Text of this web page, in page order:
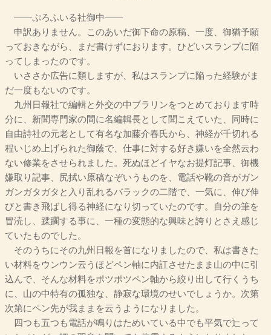
――ぷろふいる社御中――
申訳ありません。このあいだ御下命の原稿、一度、御猶予願
っておきながら、まだ書けずにおります。ひどいスランプに陥
ってしまったのです。
いささか広告に類しますが、私はスランプに陥った経験がま
だ一度もないのです。
九州日報社で編輯と外交の中ブラリンをつとめております時
分に、新聞専門家の間に名編輯長として聞こえていた、同時に
自由詩社の元老として有名な加藤介春氏から、神経が千切れる
程いじめ上げられた御蔭で、仕事に対する好き嫌いを全然云わ
ない修業をさせられました。死ぬほどイヤなお提灯記事、御機
嫌取り記事、尻拭い原稿なぞいうものを、電話や靴の音がガン
ガンガタガタと入り乱れるバラックの二階で、一気に、伸び伸
びと書き飛ばし得る神経になり切っていたのです。自分の筆を
冒涜し、蹂躙する事に、一種の変態的な興味と誇りとさえ感じ
ていたものでした。
そのうちにその九州日報を首になりましたので、私は書きた
い材料をウンウン云うほどペン軸に内訌させたまま山の中に引
込んで、そんな材料をポツポツペン軸から絞り出して行くうち
に、山の中特有の孤独な、静寂な環境のせいでしょうか。次第
次第にペン先が我ままを云うようになりました。
四つも五つも電話が鳴りはためいている中でも平気で辷って